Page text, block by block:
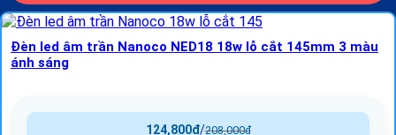
Đèn led âm trần Nanoco NED18 18w lỗ cắt 145mm 3 màu
ánh sáng
208,000₫
/
124,800₫